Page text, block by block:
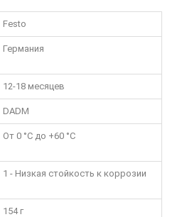
Festo
Германия
12-18 месяцев
DADM
От 0 °C до +60 °C
1 - Низкая стойкость к коррозии
154 г